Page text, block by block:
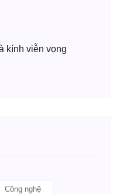
kính viễn vọng
Công nghệ